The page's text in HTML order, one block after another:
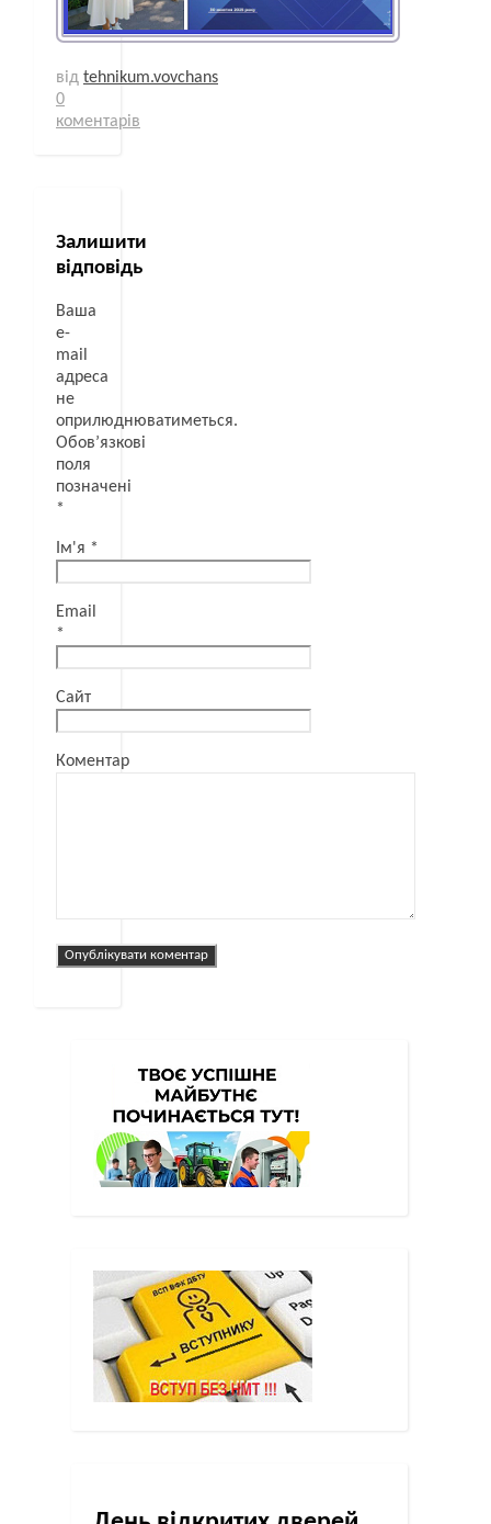
від tehnikum.vovchans
0
коментарів
Залишити
відповідь
Ваша
e-
mail
адреса
не
оприлюднюватиметься.
Обов’язкові
поля
позначені
*
Ім'я *
Email
*
Сайт
Коментар